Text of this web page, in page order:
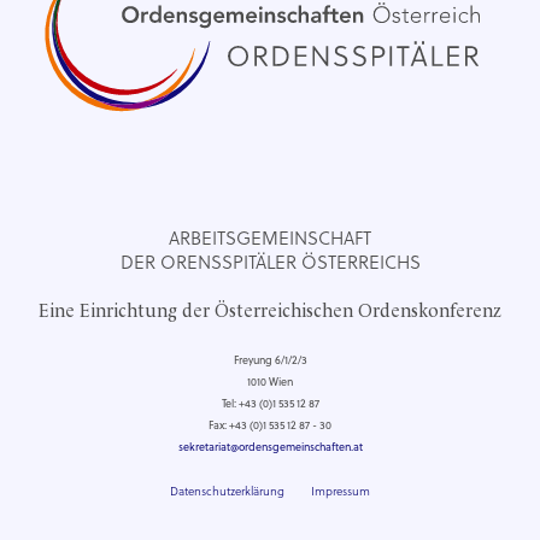
ARBEITSGEMEINSCHAFT
DER ORENSSPITÄLER ÖSTERREICHS
Eine Einrichtung der Österreichischen Ordenskonferenz
Freyung 6/1/2/3
1010 Wien
Tel: +43 (0)1 535 12 87
Fax: +43 (0)1 535 12 87 - 30
sekretariat@ordensgemeinschaften.at
Datenschutzerklärung Impressum